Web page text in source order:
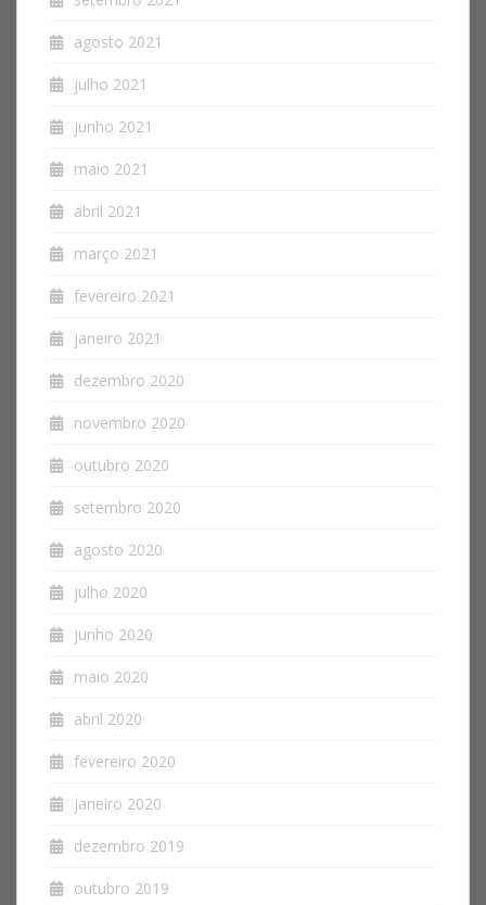
agosto 2021
julho 2021
junho 2021
maio 2021
abril 2021
março 2021
fevereiro 2021
janeiro 2021
dezembro 2020
novembro 2020
outubro 2020
setembro 2020
agosto 2020
julho 2020
junho 2020
maio 2020
abril 2020
fevereiro 2020
janeiro 2020
dezembro 2019
outubro 2019